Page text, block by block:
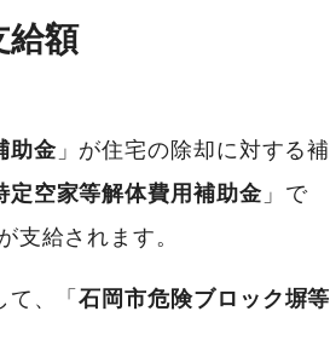
給額
助金」が住宅の除却に対する補
定空家等解体費用補助金」で
支給されます。
て、「石岡市危険ブロック塀等